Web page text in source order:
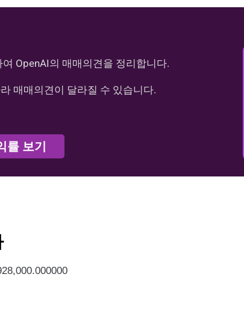
OpenAI의 매매의견을 정리합니다.
매매의견이 달라질 수 있습니다.
률 보기